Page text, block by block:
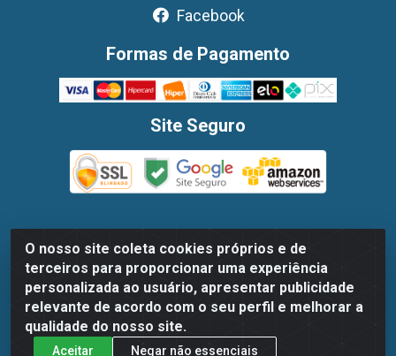
O nosso site coleta cookies próprios e de
terceiros para proporcionar uma experiência
personalizada ao usuário, apresentar publicidade
relevante de acordo com o seu perfil e melhorar a
qualidade do nosso site.
Aceitar Negar não essenciais
Facebook
Formas de Pagamento
Site Seguro
Dispan Distribuidora de Alimentos LTDA - Avenida Marechal
Mascarenhas De Moraes, 1048- Imbiribeira, Recife/PE - CEP
51.170-000 - CNPJ 30.779.584/0003-78